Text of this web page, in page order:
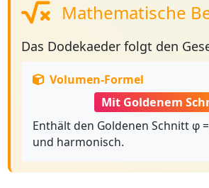
Mathematische
Das Dodekaederfolgt den
Volumen-Formel
Mit Goldenem
Enthält den Goldenen Schnitt φ
und harmonisch.